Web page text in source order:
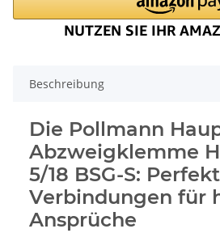
Beschreibung
Die Pollmann
Abzweigklemme
5/18 BSG-S:
Verbindungen für
Ansprüche